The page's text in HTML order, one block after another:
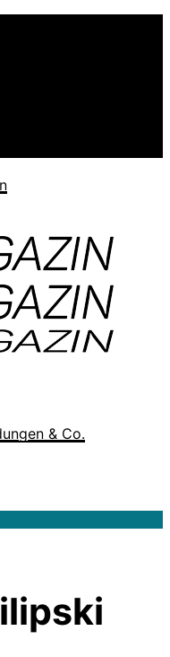
& Co.